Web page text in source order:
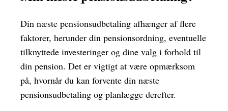
Din næste pensionsudbetaling afhænger af flere
faktorer, herunder din pensionsordning, eventuelle
tilknyttede investeringer og dine valg i forhold til
din pension. Det er vigtigt at være opmærksom
på, hvornår du kan forvente din næste
pensionsudbetaling og planlægge derefter.